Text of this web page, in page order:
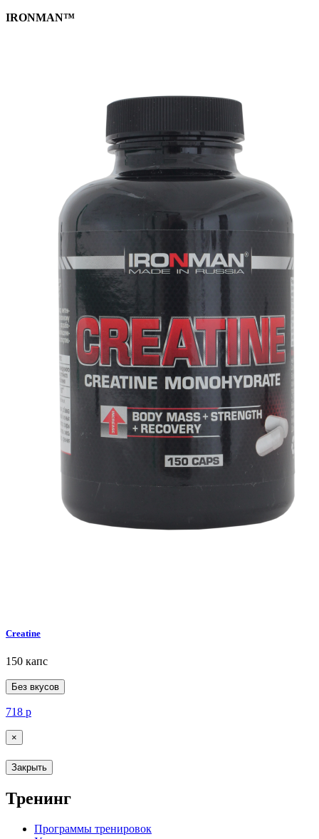
IRONMAN™
Creatine
150 капс
Без вкусов
718 р
×
Закрыть
Тренинг
Программы тренировок